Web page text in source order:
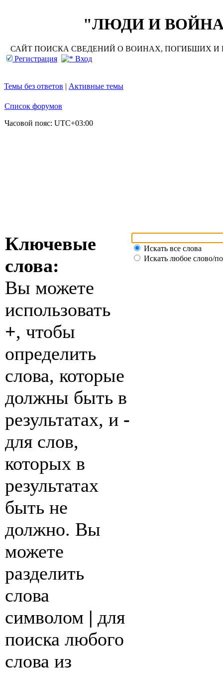
"ЛЮДИ И ВОЙНА"
САЙТ ПОИСКА СВЕДЕНИЙ О ВОИНАХ, ПОГИБШИХ И
Регистрация
Вход
Темы без ответов | Активные темы
Список форумов
Часовой пояс: UTC+03:00
Ключевые
слова:
Вы можете
использовать
+, чтобы
определить
слова, которые
должны быть в
результатах, и -
для слов,
которых в
результатах
быть не
должно. Вы
можете
разделить
слова
символом | для
поиска любого
слова из
Искать все слова
Искать любое слово/